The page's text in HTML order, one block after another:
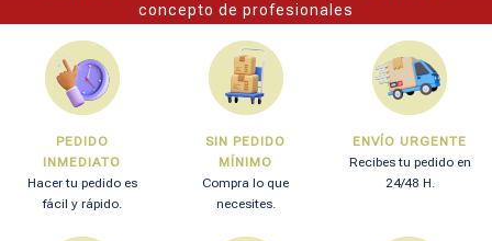
concepto de profesionales
PEDIDO
INMEDIATO
Hacer tu pedido es
fácil y rápido.
SIN PEDIDO
MÍNIMO
Compra lo que
necesites.
ENVÍO URGENTE
Recibes tu pedido en
24/48 H.